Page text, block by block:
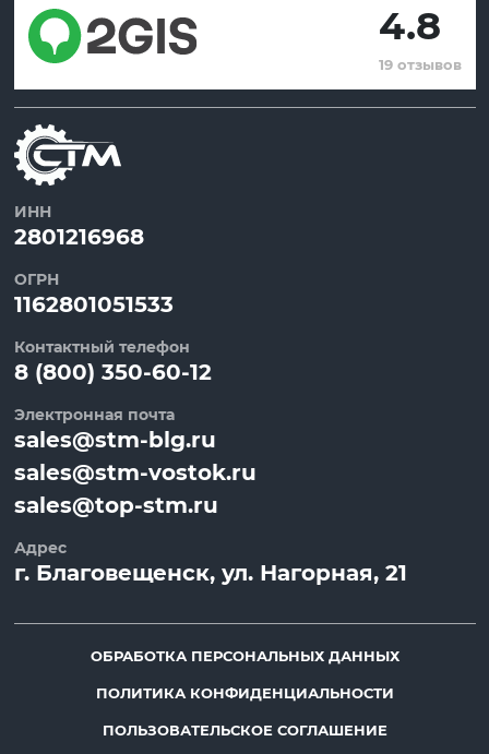
4.8
19 отзывов
ИНН
2801216968
ОГРН
1162801051533
Контактный телефон
8 (800) 350-60-12
Электронная почта
sales@stm-blg.ru
sales@stm-vostok.ru
sales@top-stm.ru
Адрес
г. Благовещенск, ул. Нагорная, 21
ОБРАБОТКА ПЕРСОНАЛЬНЫХ ДАННЫХ
ПОЛИТИКА КОНФИДЕНЦИАЛЬНОСТИ
ПОЛЬЗОВАТЕЛЬСКОЕ СОГЛАШЕНИЕ